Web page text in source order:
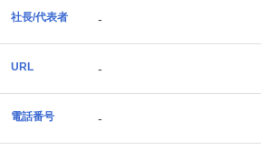
社長/代表者 -
URL -
電話番号 -